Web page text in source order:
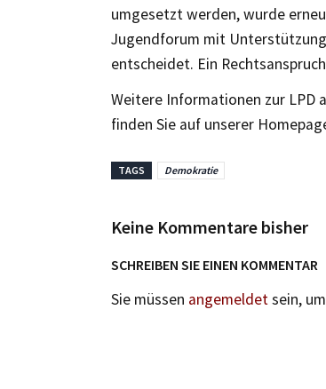
umgesetzt werden, wurde
Jugendforum mit
entscheidet. Ein
Weitere Informationen zur LPD
finden Sie auf unserer
TAGS Demokratie
Keine Kommentare bisher
SCHREIBEN SIE EINEN KOMMENTAR
Sie müssen angemeldetsein,